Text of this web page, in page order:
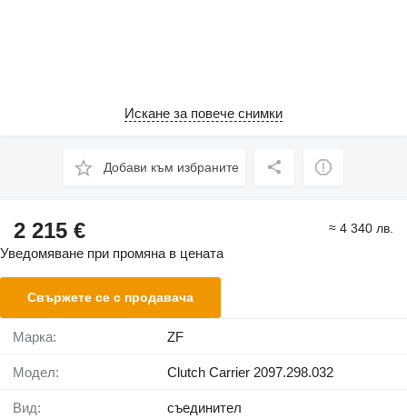
Искане за повече снимки
Добави към избраните
2 215 € ≈ 4 340 лв.
Уведомяване при промяна в цената
Свържете се с продавача
Марка: ZF
Модел: Clutch Carrier 2097.298.032
Вид: съединител